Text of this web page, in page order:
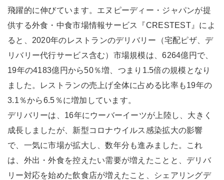
飛躍的に伸びています。エヌピーディー・ジャパンが提
供する外食・中食市場情報サービス『CRESTEST』によ
ると、2020年のレストランのデリバリー（宅配ピザ、デ
リバリー代行サービス含む）市場規模は、6264億円で、
19年の4183億円から50％増、つまり1.5倍の規模となり
ました。レストランの売上げ全体に占める比率も19年の
3.1％から6.5％に増加しています。
デリバリーは、16年にウーバーイーツが上陸し、大きく
成長しましたが、新型コロナウイルス感染拡大の影響
で、一気に市場が拡大し、数年分も進みました。これ
は、外出・外食を控えたい需要が増えたことと、デリバ
リー対応を始めた飲食店が増えたこと、シェアリングデ